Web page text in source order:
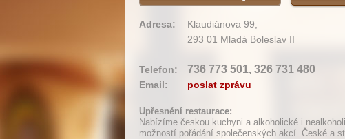
Adresa:
Klaudiánova 99,
293 01 Mladá Boleslav II
Telefon: 736 773 501, 326 731 480
Email: poslat zprávu
Upřesnění restaurace:
Nabízíme českou kuchyni a alkoholické i
možností pořádání společenských akcí. České a